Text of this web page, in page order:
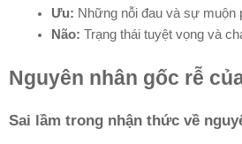
Ưu: Những nỗi đau và sự muộn
Não: Trạng thái tuyệt vọng và
Nguyên nhân gốc rễ
Sai lầm trong nhận thức về